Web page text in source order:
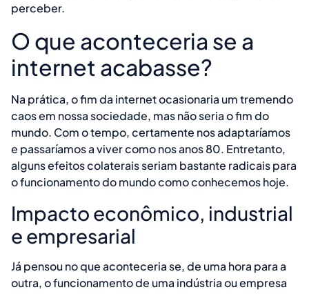
perceber.
O que aconteceria se a
internet acabasse?
Na prática, o fim da internet ocasionaria um tremendo
caos em nossa sociedade, mas não seria o fim do
mundo. Com o tempo, certamente nos adaptaríamos
e passaríamos a viver como nos anos 80. Entretanto,
alguns efeitos colaterais seriam bastante radicais para
o funcionamento do mundo como conhecemos hoje.
Impacto econômico, industrial
e empresarial
Já pensou no que aconteceria se, de uma hora para a
outra, o funcionamento de uma indústria ou empresa